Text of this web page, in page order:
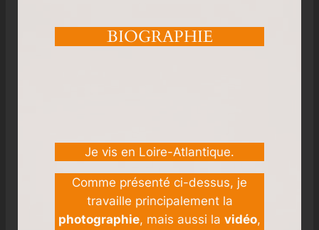
BIOGRAPHIE
Je vis en Loire-Atlantique.
Comme présenté ci-dessus, je
travaille principalement la
photographie, mais aussi la vidéo,